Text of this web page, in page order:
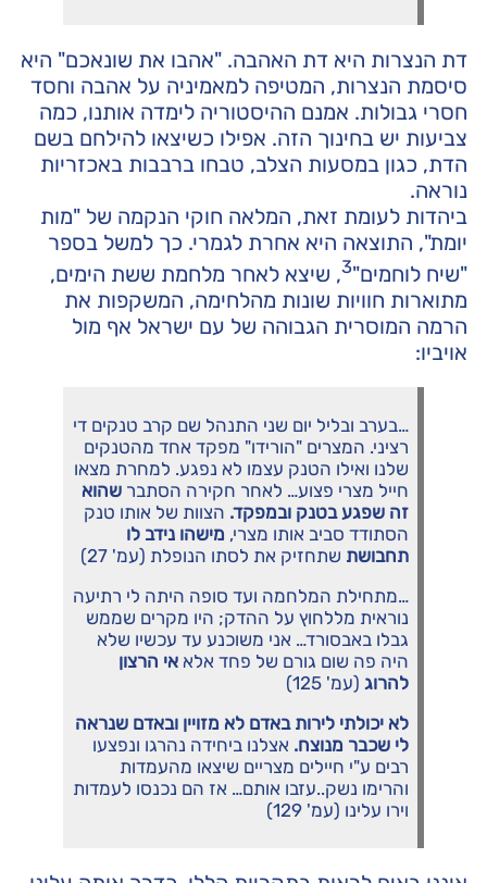
דת הנצרות היא דת האהבה. "אהבו את שונאכם" היא
סיסמת הנצרות, המטיפה למאמיניה על אהבה וחסד
חסרי גבולות. אמנם ההיסטוריה לימדה אותנו, כמה
צביעות יש בחינוך הזה. אפילו כשיצאו להילחם בשם
הדת, כגון במסעות הצלב, טבחו ברבבות באכזריות
נוראה.
ביהדות לעומת זאת, המלאה חוקי הנקמה של "מות
יומת", התוצאה היא אחרת לגמרי. כך למשל בספר
"שיח לוחמים"3, שיצא לאחר מלחמת ששת הימים,
מתוארות חוויות שונות מהלחימה, המשקפות את
הרמה המוסרית הגבוהה של עם ישראל אף מול
אויביו:
…בערב ובליל יום שני התנהל שם קרב טנקים די
רציני. המצרים "הורידו" מפקד אחד מהטנקים
שלנו ואילו הטנק עצמו לא נפגע. למחרת מצאו
חייל מצרי פצוע… לאחר חקירה הסתבר שהוא
זה שפגע בטנק ובמפקד. הצוות של אותו טנק
הסתודד סביב אותו מצרי, מישהו נידב לו
תחבושת שתחזיק את לסתו הנופלת (עמ' 27)
…מתחילת המלחמה ועד סופה היתה לי רתיעה
נוראית מללחוץ על ההדק; היו מקרים שממש
גבלו באבסורד… אני משוכנע עד עכשיו שלא
היה פה שום גורם של פחד אלא אי הרצון
להרוג(עמ' 125)
לא יכולתי לירות באדם לא מזויין ובאדם שנראה
לי שכבר מנוצח. אצלנו ביחידה נהרגו ונפצעו
רבים ע"י חיילים מצריים שיצאו מהעמדות
והרימו נשק..עזבו אותם… אז הם נכנסו לעמדות
וירו עלינו (עמ' 129)